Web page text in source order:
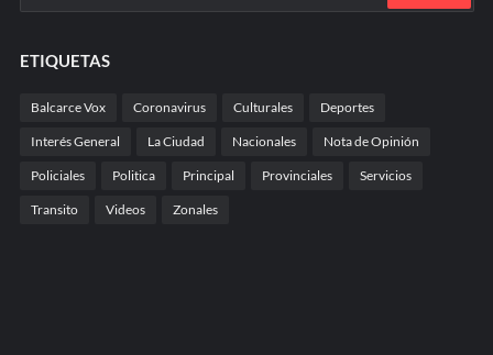
ETIQUETAS
Balcarce Vox Coronavirus Culturales Deportes
Interés General La Ciudad Nacionales Nota de Opinión
Policiales Politica Principal Provinciales Servicios
Transito Videos Zonales